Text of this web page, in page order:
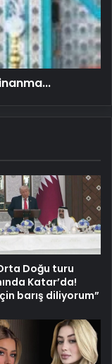
Doğu turu
Katar’da!
barış diliyorum”